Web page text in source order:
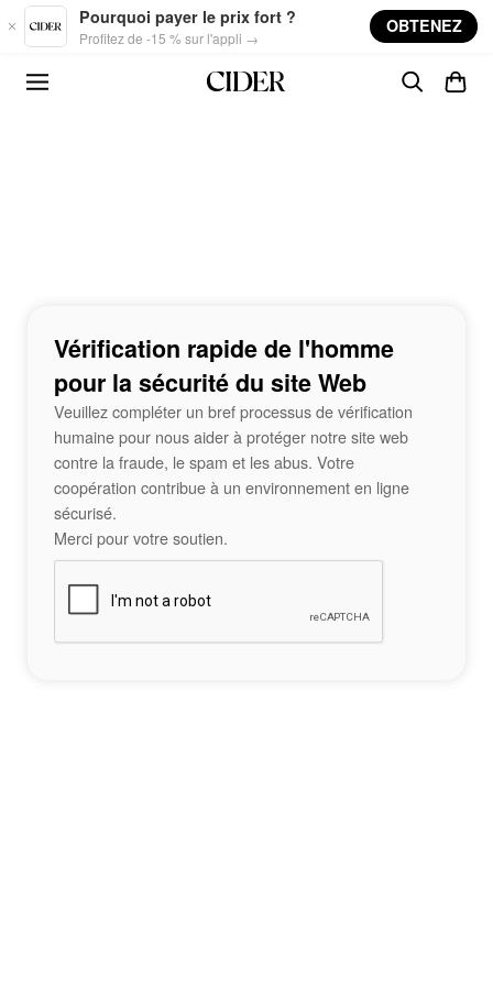
Skip to main content
Pourquoi payer le prix fort ?
Profitez de -15 % sur l'appli →
OBTENEZ
Vérification rapide de l'homme
pour la sécurité du site Web
Veuillez compléter un bref processus de vérification
humaine pour nous aider à protéger notre site web
contre la fraude, le spam et les abus. Votre
coopération contribue à un environnement en ligne
sécurisé.
Merci pour votre soutien.